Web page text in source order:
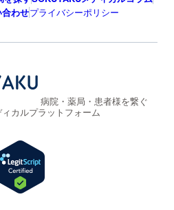
わせプライバシーポリシー
病院・薬局・患者様を繋ぐ
カルプラットフォーム